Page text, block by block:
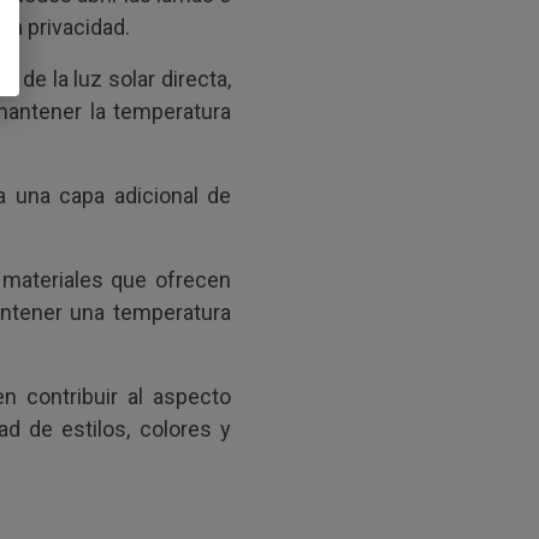
privacidad.
de la luz solar directa,
la temperatura
una capa adicional de
que ofrecen
una temperatura
contribuir al aspecto
de estilos, colores y